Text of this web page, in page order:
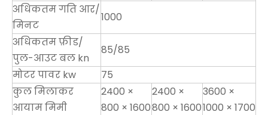
अधिकतम गति आर/
मिनट
1000
अधिकतम फ़ीड/
पुल-आउट बल kn
85/85
मोटर पावर kw
75
कुल मिलाकर
आयाम मिमी
2400 ×
800 × 1600
2400 ×
800 × 1600
3600 ×
1000 × 1700